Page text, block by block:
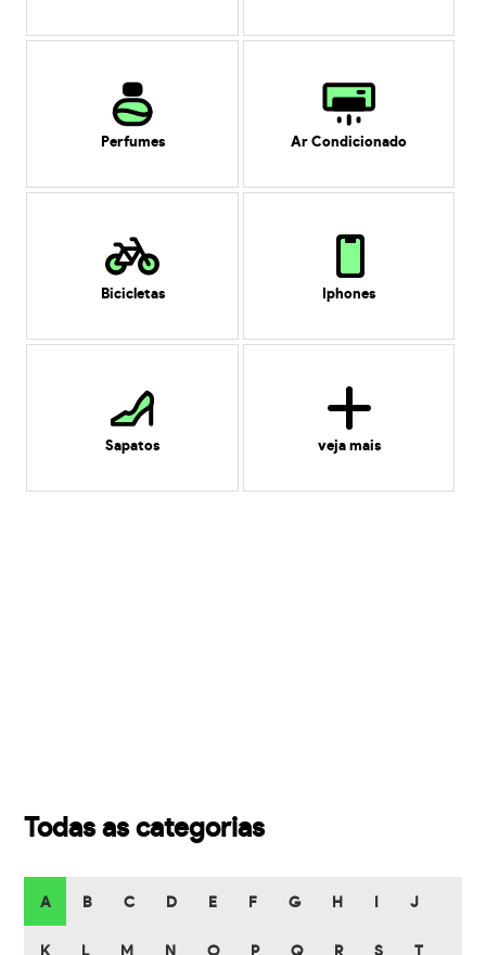
Perfumes Ar Condicionado
Bicicletas Iphones
Sapatos veja mais
Todas as categorias
A B C D E F G H J
K L M N O P Q R S T